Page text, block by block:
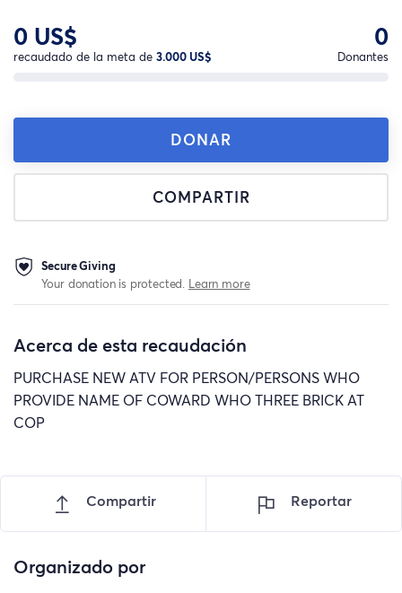
0 US$
recaudado de la meta de 3.000 US$
0
Donantes
DONAR
COMPARTIR
Secure Giving
Your donation is protected. Learn more
Acerca de esta recaudación
PURCHASE NEW ATV FOR PERSON/PERSONS WHO
PROVIDE NAME OF COWARD WHO THREE BRICK AT
COP
Compartir Reportar
Organizado por